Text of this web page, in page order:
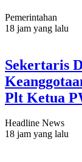
Pemerintahan
18 jam yang lalu
Sekertaris
Plt Ketua
Headline News
18 jam yang lalu